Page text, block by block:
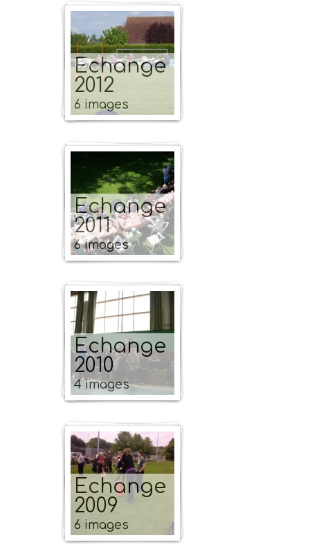
Echange
2012
6 images
Echange
2011
6 images
Echange
2010
4 images
Echange
2009
6 images